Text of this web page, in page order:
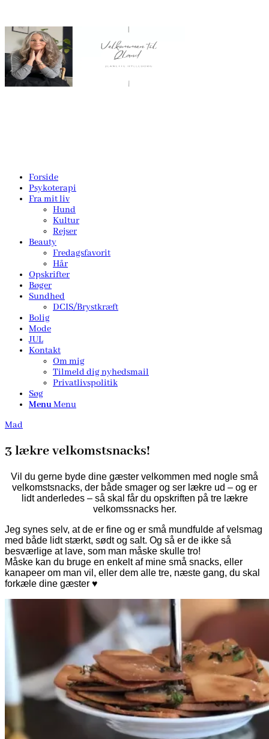
Forside
Psykoterapi
Fra mit liv
Hund
Kultur
Rejser
Beauty
Fredagsfavorit
Hår
Opskrifter
Bøger
Sundhed
DCIS/Brystkræft
Bolig
Mode
JUL
Kontakt
Om mig
Tilmeld dig nyhedsmail
Privatlivspolitik
Søg
MenuMenu
Mad
3 lækre velkomstsnacks!
Vil du gerne byde dine gæster velkommen med nogle små
velkomstsnacks, der både smager og ser lækre ud – og er
lidt anderledes – så skal får du opskriften på tre lækre
velkomssnacks her.
Jeg synes selv, at de er fine og er små mundfulde af velsmag
med både lidt stærkt, sødt og salt. Og så er de ikke så
besværlige at lave, som man måske skulle tro!
Måske kan du bruge en enkelt af mine små snacks, eller
kanapeer om man vil, eller dem alle tre, næste gang, du skal
forkæle dine gæster ♥